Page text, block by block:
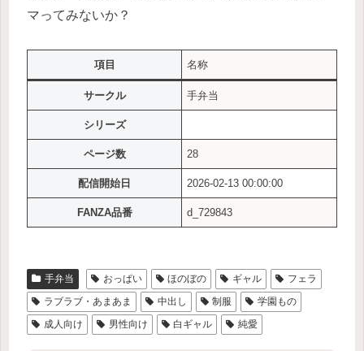
マってみないか？
項目 名称
サークル 手弁当
シリーズ
ページ数 28
配信開始日 2026-02-13 00:00:00
FANZA品番 d_729843
手弁当 おっぱい ほのぼの ギャル
フェラ
ラブラブ・あまあま
中出し 制服
学園もの
成人向け
男性向け 白ギャル 純愛